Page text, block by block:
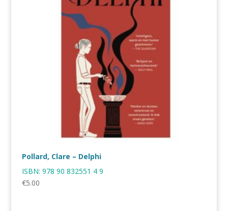
Pollard, Clare – Delphi
ISBN: 978 90 832551 4 9
€5.00